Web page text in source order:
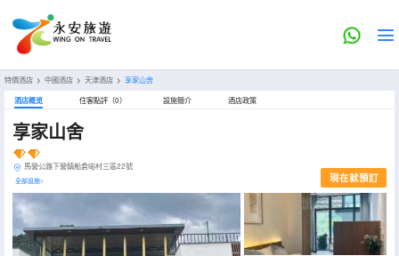
特價酒店 > 中國酒店 > 天津酒店 > 享家山舍
酒店概览 住客點評（0） 設施簡介 酒店政策
享家山舍
馬營公路下營鎮船倉峪村三區22號
全部設施> 現在就預訂